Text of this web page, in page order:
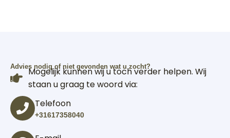
Advies nodig of niet gevonden wat u zocht?
Mogelijk kunnen wij u toch verder helpen. Wij
staan u graag te woord via:
Telefoon
+31617358040